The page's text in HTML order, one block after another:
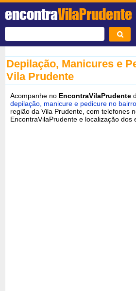
encontraVilaPrudente
Depilação, Manicures e
Vila Prudente
Acompanhe no EncontraVilaPrudente
depilação, manicure e pedicure no
região da Vila Prudente, com telefones
EncontraVilaPrudente e localização dos